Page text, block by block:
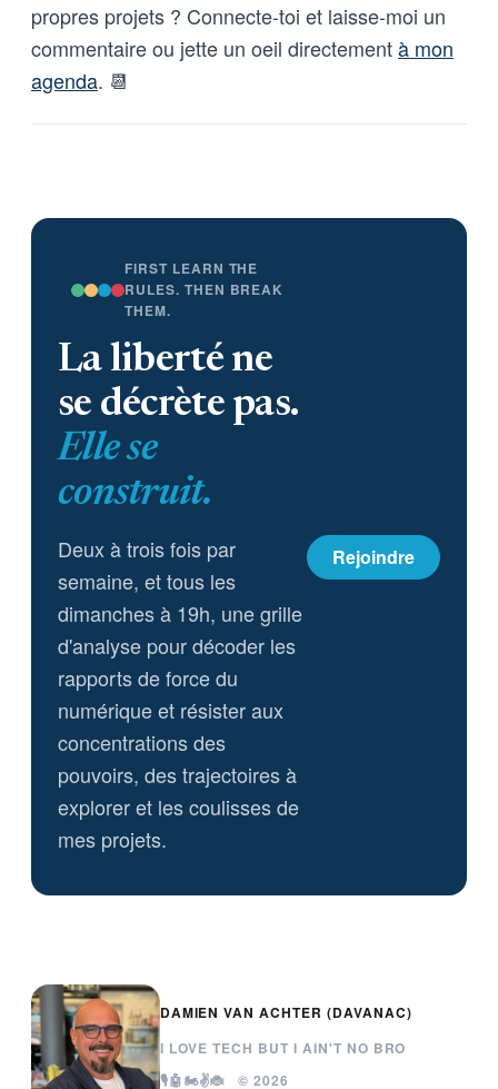
propres projets ? Connecte-toi et laisse-moi un
commentaire ou jette un oeil directementà mon
agenda. 📆
FIRST LEARN THE
RULES. THEN BREAK
THEM.
La liberté ne
se décrète pas.
Elle se
construit.
Deux à trois fois par
semaine, et tous les
dimanches à 19h, une grille
d'analyse pour décoder les
rapports de force du
numérique et résister aux
concentrations des
pouvoirs, des trajectoires à
explorer et les coulisses de
mes projets.
Rejoindre
DAMIEN VAN ACHTER (DAVANAC)
I LOVE TECH BUT I AIN'T NO BRO
🎙️🤖🏍️✌️🐞 © 2026